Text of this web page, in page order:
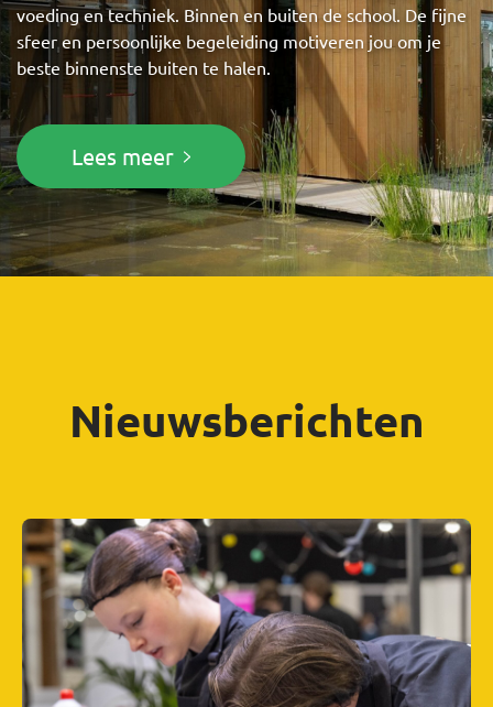
voeding en techniek. Binnen en buiten de school. De fijne
sfeer en persoonlijke begeleiding motiveren jou om je
beste binnenste buiten te halen.
Lees meer
Nieuwsberichten